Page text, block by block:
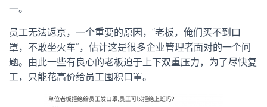
一。
员工无法返京，一个重要的原因，“老板，俺们买不到口
罩，不敢坐火车”，估计这是很多企业管理者面对的一个问
题。由此一些有良心的老板迫于上下双重压力，为了尽快复
工，只能花高价给员工囤积口罩。